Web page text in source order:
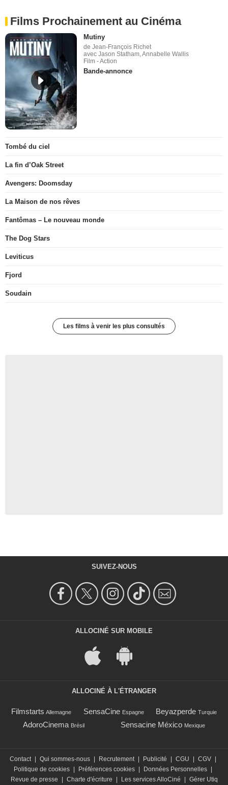
Films Prochainement au Cinéma
Mutiny
de Jean-François Richet
avec Jason Statham, Annabelle Wallis
Film - Action
Bande-annonce
Tombé du ciel
La fin d’Oak Street
Avengers: Doomsday
La Maison de nos rêves
Fantômas – Le nouveau monde
The Dog Stars
Leviticus
Fjord
Soudain
Les films à venir les plus consultés
SUIVEZ-NOUS
ALLOCINÉ SUR MOBILE
ALLOCINÉ À L'ÉTRANGER
Filmstarts Allemagne SensaCine Espagne Beyazperde Turquie
AdoroCinema Brésil Sensacine México Mexique
Contact | Qui sommes-nous | Recrutement | Publicité | CGU | CGV |
Politique de cookies | Préférences cookies | Données Personnelles |
Revue de presse
| Charte d'écriture | Les services AlloCiné | Gérer Utiq